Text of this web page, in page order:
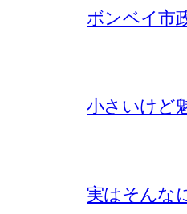
ボンベイ市
小さいけど
実はそんな